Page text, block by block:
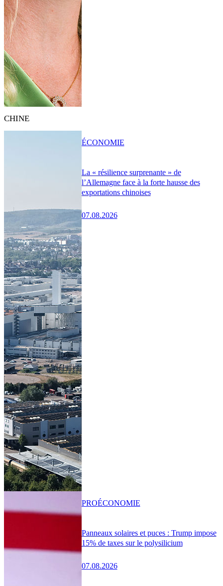
CHINE
La « résilience surprenante » de
l’Allemagne face à la forte hausse des
exportations chinoises
07.08.2026
ÉCONOMIE
Panneaux solaires et puces : Trump impose
15% de taxes sur le polysilicium
07.08.2026
PROÉCONOMIE